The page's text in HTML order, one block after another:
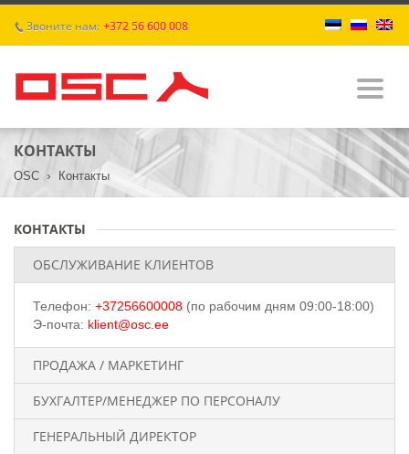
p Звоните нам: +372 56 600 008
ГЛАВНАЯ
О ПРЕДПРИЯТИИ
УСЛУГИ
ЦЕНЫ
КОНТАКТЫ
ДОКУМЕНТАЦИЯ
ВАКАНСИИ
КОНТАКТЫ
OSC › Контакты
КОНТАКТЫ
ОБСЛУЖИВАНИЕ КЛИЕНТОВ
Телефон: +37256600008 (по рабочим дням 09:00-18:00)
Э-почта: klient@osc.ee
ПРОДАЖА / МАРКЕТИНГ
БУХГАЛТЕР/МЕНЕДЖЕР ПО ПЕРСОНАЛУ
ГЕНЕРАЛЬНЫЙ ДИРЕКТОР